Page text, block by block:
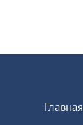
Главная